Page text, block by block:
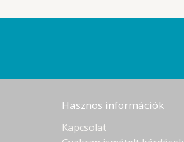
Hasznos információk
Kapcsolat